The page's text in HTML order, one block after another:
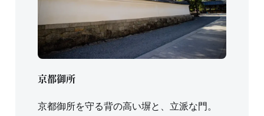
京都御所
京都御所を守る背の高い塀と、立派な門。